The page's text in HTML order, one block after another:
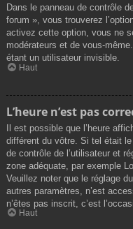
Dans le panneau de contrôle
forum », vous trouverez
activez cette option, vous ne
modérateurs et de vous-
étant un utilisateur invisible.
Haut
L’heure n’est pas
Il est possible que l’heure
différent du vôtre. Si tel était
de contrôle de l’utilisateur et
zone adéquate, par exemple
Veuillez noter que le réglage
autres paramètres, n’est
n’êtes pas inscrit, c’est
Haut